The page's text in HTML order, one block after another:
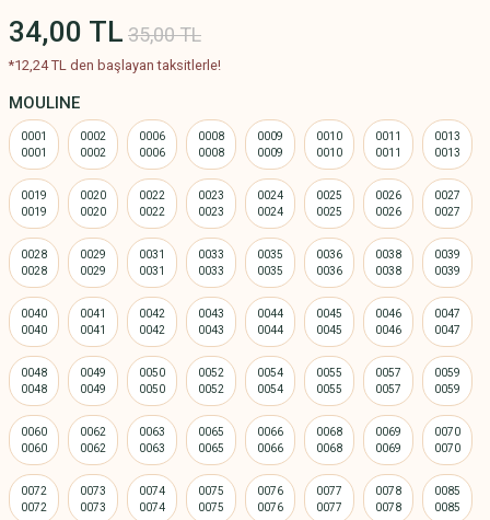
34,00 TL 35,00 TL
*12,24 TL den başlayan taksitlerle!
MOULINE
0001 0002 0006 0008 0009 0010 0011 0013
0019 0020 0022 0023 0024 0025 0026 0027
0028 0029 0031 0033 0035 0036 0038 0039
0040 0041 0042 0043 0044 0045 0046 0047
0048 0049 0050 0052 0054 0055 0057 0059
0060 0062 0063 0065 0066 0068 0069 0070
0072 0073 0074 0075 0076 0077 0078 0085